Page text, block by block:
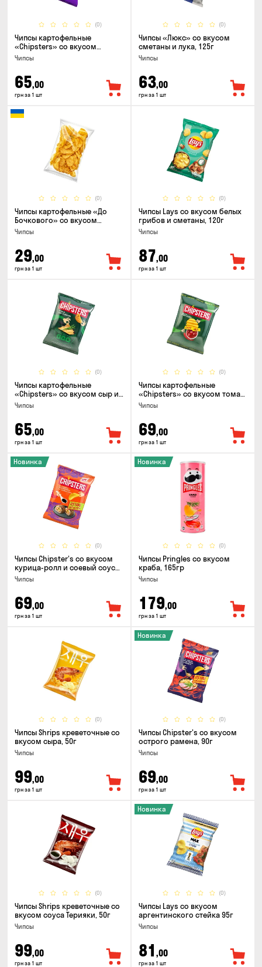
(0)
Чипсы картофельные
«Chipsters» со вкусом
острый удон, 100г
Чипсы
65,00
грн за 1 шт
(0)
Чипсы «Люкс» со вкусом
сметаны и лука, 125г
Чипсы
63,00
грн за 1 шт
(0)
Чипсы картофельные «До
Бочкового» со вкусом
сметаны с зеленью, 100г
Чипсы
29,00
грн за 1 шт
(0)
Чипсы Lays со вкусом белых
грибов и сметаны, 120г
Чипсы
87,00
грн за 1 шт
(0)
Чипсы картофельные
«Chipsters» со вкусом сыр и
лук, 95г
Чипсы
65,00
грн за 1 шт
(0)
Чипсы картофельные
«Chipsters» со вкусом томат
спайси, 95г
Чипсы
69,00
грн за 1 шт
(0)
Новинка
Чипсы Chipster's со вкусом
курица-ролл и соевый соус
90г
Чипсы
69,00
грн за 1 шт
(0)
Новинка
Чипсы Pringles со вкусом
краба, 165гр
Чипсы
179,00
грн за 1 шт
(0)
Чипсы Shrips креветочные со
вкусом сыра, 50г
Чипсы
99,00
грн за 1 шт
(0)
Новинка
Чипсы Chipster's со вкусом
острого рамена, 90г
Чипсы
69,00
грн за 1 шт
(0)
Чипсы Shrips креветочные со
вкусом соуса Терияки, 50г
Чипсы
99,00
грн за 1 шт
(0)
Новинка
Чипсы Lays со вкусом
аргентинского стейка 95г
Чипсы
81 ,00
грн за 1 шт